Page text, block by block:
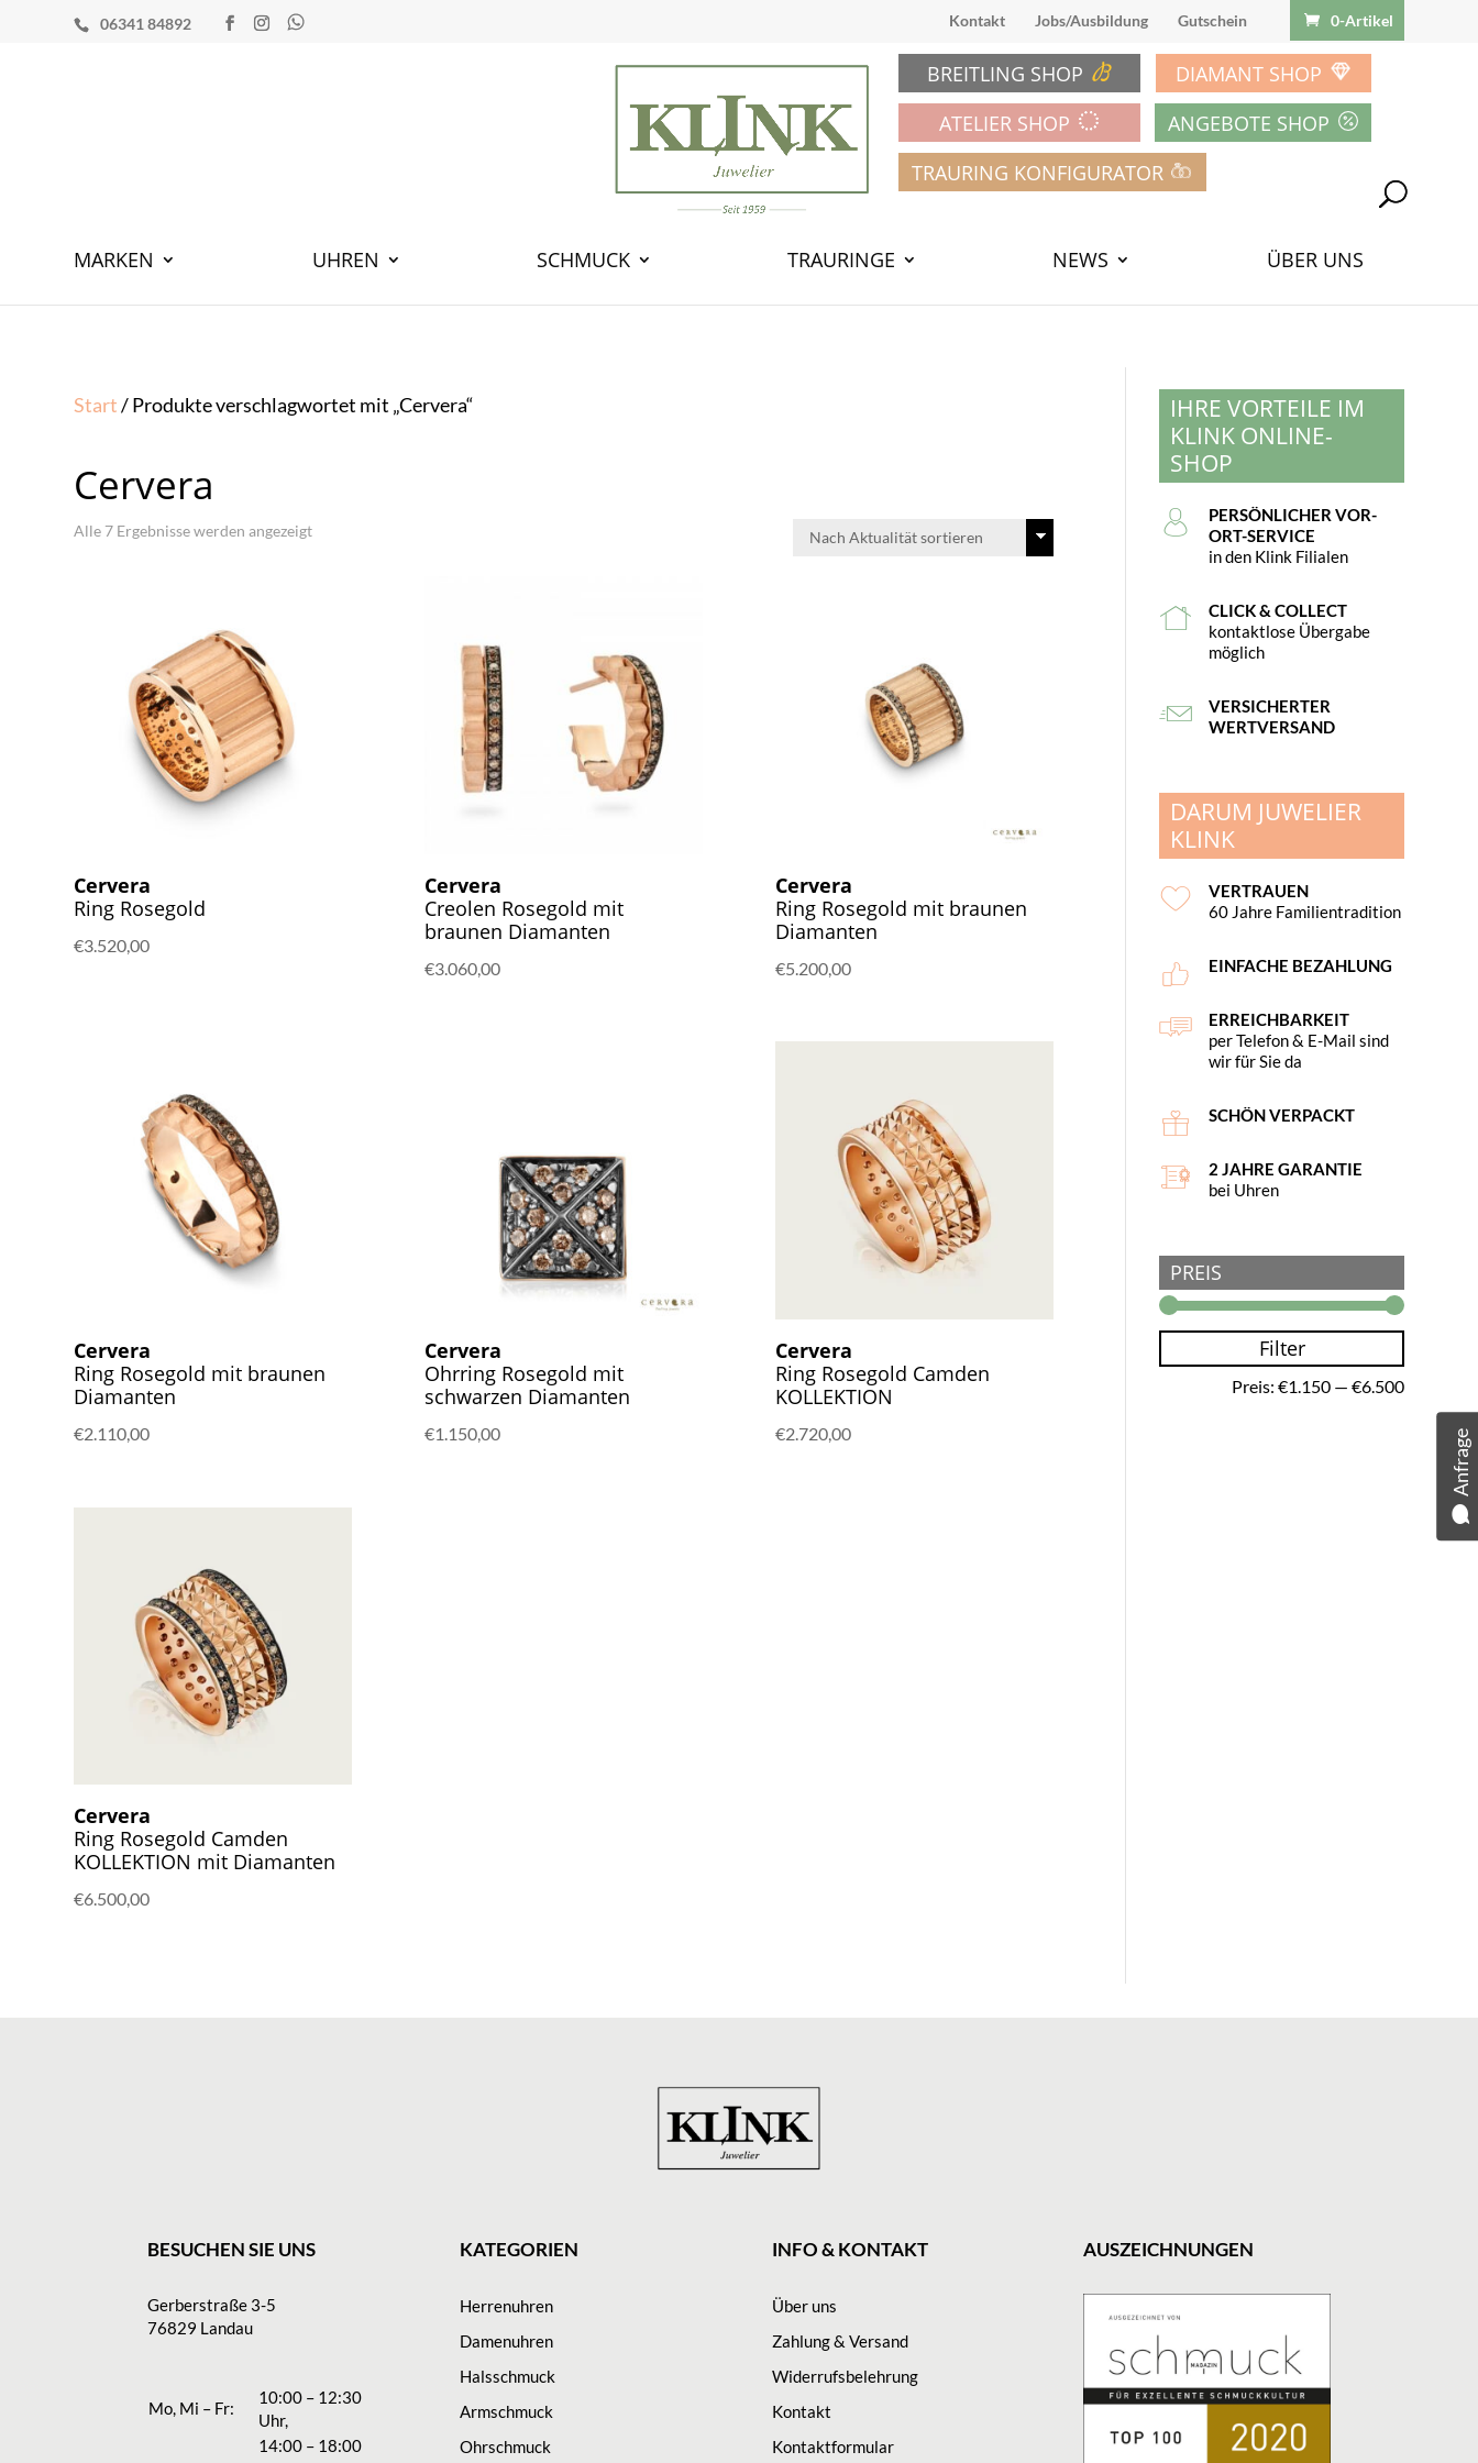
06341 84892 Kontakt Jobs/Ausbildung Gutschein 0-Artikel
MARKEN UHREN SCHMUCK TRAURINGE NEWS ÜBER UNS
BREITLING SHOP
DIAMANT SHOP
ATELIER SHOP
ANGEBOTE SHOP
TRAURING KONFIGURATOR
Start/ Produkte verschlagwortet mit „Cervera“
Cervera
Alle 7 Ergebnisse werden angezeigtNach
Cervera
Ring Rosegold
€3.520,00
Cervera
Creolen Rosegold mit
braunen Diamanten
€3.060,00
Cervera
Ring Rosegold mit braunen
Diamanten
€5.200,00
Cervera
Ring Rosegold mit braunen
Diamanten
€2.110,00
Cervera
Ohrring Rosegold mit
schwarzen Diamanten
€1.150,00
Cervera
Ring Rosegold Camden
KOLLEKTION
€2.720,00
Cervera
Ring Rosegold Camden
KOLLEKTION mit Diamanten
€6.500,00
IHRE VORTEILE IM
KLINK ONLINE-
SHOP
PERSÖNLICHER VOR-
ORT-SERVICE
in den Klink Filialen
CLICK & COLLECT
kontaktlose Übergabe
möglich
VERSICHERTER
WERTVERSAND
DARUM JUWELIER
KLINK
VERTRAUEN
60 Jahre Familientradition
EINFACHE BEZAHLUNG
ERREICHBARKEIT
per Telefon & E-Mail sind
wir für Sie da
SCHÖN VERPACKT
2 JAHRE GARANTIE
bei Uhren
PREIS
Preis
Preis
Filter
Preis: €1.150— €6.500
BESUCHEN SIE UNS
Gerberstraße 3-5
76829 Landau
Mo, Mi – Fr:
10:00 – 12:30
Uhr,
14:00 – 18:00
KATEGORIEN
Herrenuhren
Damenuhren
Halsschmuck
Armschmuck
Ohrschmuck
INFO & KONTAKT
Über uns
Zahlung & Versand
Widerrufsbelehrung
Kontakt
Kontaktformular
AUSZEICHNUNGEN
Anfrage